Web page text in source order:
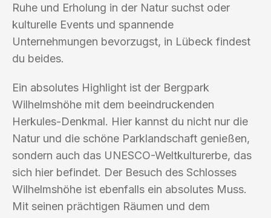
Ruhe und Erholung in der Natur suchst oder
kulturelle Events und spannende
Unternehmungen bevorzugst, in Lübeck findest
du beides.
Ein absolutes Highlight ist der Bergpark
Wilhelmshöhe mit dem beeindruckenden
Herkules-Denkmal. Hier kannst du nicht nur die
Natur und die schöne Parklandschaft genießen,
sondern auch das UNESCO-Weltkulturerbe, das
sich hier befindet. Der Besuch des Schlosses
Wilhelmshöhe ist ebenfalls ein absolutes Muss.
Mit seinen prächtigen Räumen und dem